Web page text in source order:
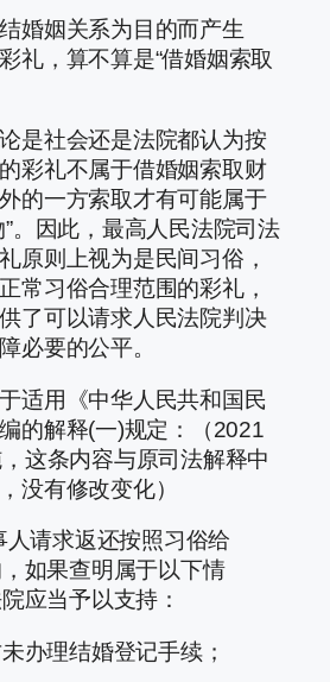
婚姻关系为目的而产生
礼，算不算是“借婚姻索取
是社会还是法院都认为按
彩礼不属于借婚姻索取财
的一方索取才有可能属于
。因此，最高人民法院司法
原则上视为是民间习俗，
常习俗合理范围的彩礼，
了可以请求人民法院判决
必要的公平。
适用《中华人民共和国民
的解释(一)规定：（2021
这条内容与原司法解释中
没有修改变化）
人请求返还按照习俗给
如果查明属于以下情
应当予以支持：
未办理结婚登记手续；